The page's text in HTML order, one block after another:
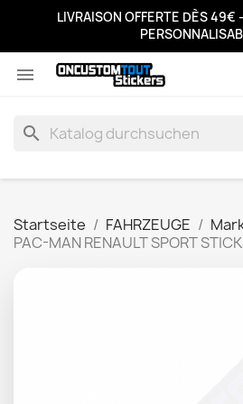
LIVRAISON OFFERTE DÈS 49€

search
Startseite FAHRZEUGE
PAC-MAN RENAULT SPORT